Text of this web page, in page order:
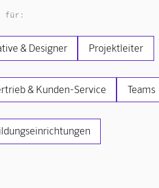
für:
& Designer Projektleiter
& Kunden-Service Teams